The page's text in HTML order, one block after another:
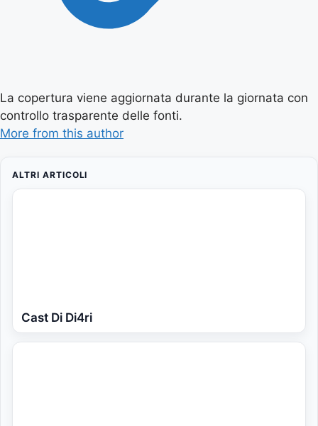
La copertura viene aggiornata durante la giornata con
controllo trasparente delle fonti.
More from this author
ALTRI ARTICOLI
Cast Di Di4ri